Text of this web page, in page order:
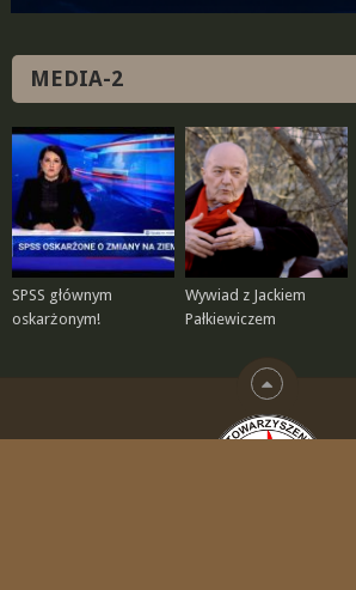
MEDIA-2
SPSS głównym
oskarżonym!
Wywiad z Jackiem
Pałkiewiczem